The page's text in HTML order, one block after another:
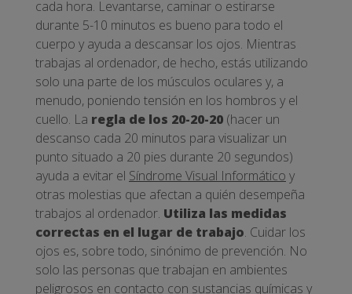
cada hora. Levantarse, caminar o estirarse
durante 5-10 minutos es bueno para todo el
cuerpo y ayuda a descansar los ojos. Mientras
trabajas al ordenador, de hecho, estás utilizando
solo una parte de los músculos oculares y, a
menudo, poniendo tensión en los hombros y el
cuello. La regla de los 20-20-20 (hacer un
descanso cada 20 minutos para visualizar un
punto situado a 20 pies durante 20 segundos)
ayuda a evitar el Síndrome Visual Informático y
otras molestias que afectan a quién desempeña
trabajos al ordenador. Utiliza las medidas
correctas en el lugar de trabajo. Cuidar los
ojos es, sobre todo, sinónimo de prevención. No
solo las personas que trabajan en ambientes
peligrosos en contacto con sustancias químicas y